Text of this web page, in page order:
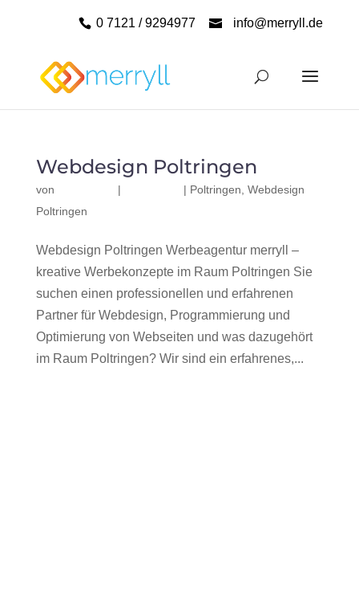
0 7121 / 9294977 info@merryll.de
Webdesign Poltringen
von | | Poltringen Webdesign
Poltringen
Webdesign Poltringen Werbeagentur merryll –
kreative Werbekonzepte im Raum Poltringen Sie
suchen einen professionellen und erfahrenen
Partner für Webdesign, Programmierung und
Optimierung von Webseiten und was dazugehört
im Raum Poltringen? Wir sind ein erfahrenes,...